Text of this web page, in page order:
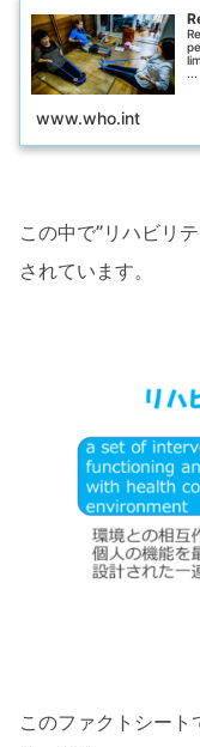
...
www.who.int
この中で”リハビリ
されています。
このファクトシー